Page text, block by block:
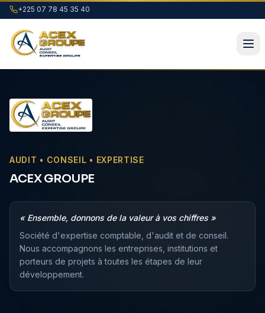
+225 07 78 45 35 40
AUDIT • CONSEIL • EXPERTISE
ACEX GROUPE
« Ensemble, donnons de la valeur à vos chiffres »
Société d'expertise comptable, d'audit et de conseil.
Nous accompagnons les entreprises, institutions et
porteurs de projets à toutes les étapes de leur
développement.